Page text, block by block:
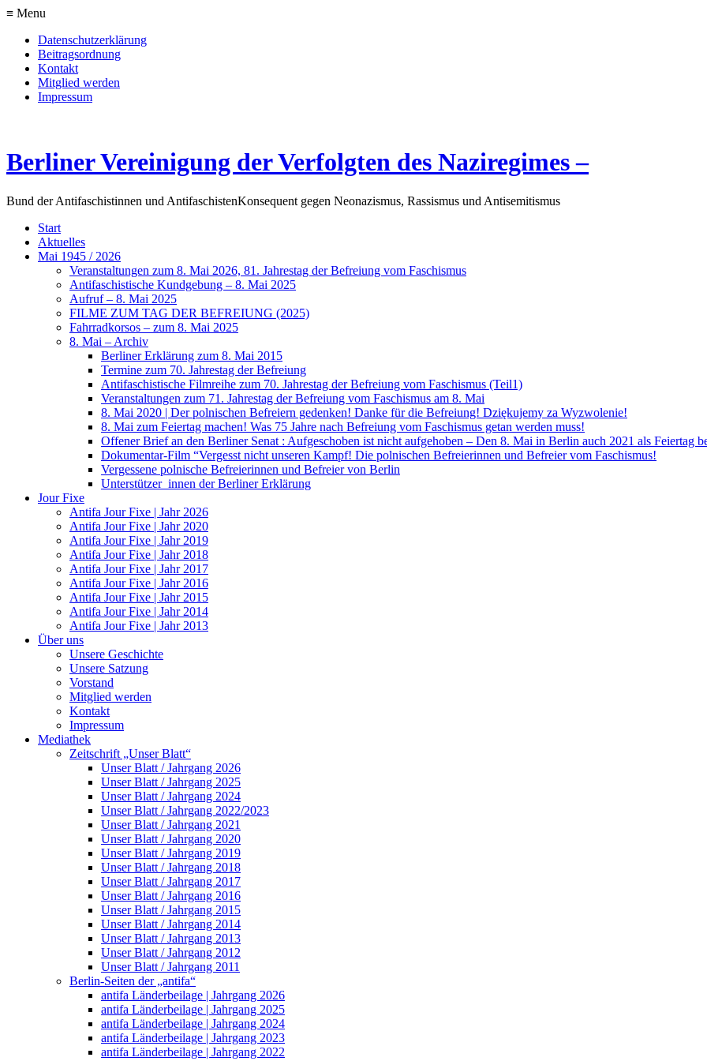
≡ Menu
Datenschutzerklärung
Beitragsordnung
Kontakt
Mitglied werden
Impressum
Berliner Vereinigung der Verfolgten des Naziregimes –
Bund der Antifaschistinnen und AntifaschistenKonsequent gegen Neonazismus, Rassismus und Antisemitismus
Start
Aktuelles
Mai 1945 / 2026
Veranstaltungen zum 8. Mai 2026, 81. Jahrestag der Befreiung vom Faschismus
Antifaschistische Kundgebung – 8. Mai 2025
Aufruf – 8. Mai 2025
FILME ZUM TAG DER BEFREIUNG (2025)
Fahrradkorsos – zum 8. Mai 2025
8. Mai – Archiv
Berliner Erklärung zum 8. Mai 2015
Termine zum 70. Jahrestag der Befreiung
Antifaschistische Filmreihe zum 70. Jahrestag der Befreiung vom Faschismus (Teil1)
Veranstaltungen zum 71. Jahrestag der Befreiung vom Faschismus am 8. Mai
8. Mai 2020 | Der polnischen Befreiern gedenken! Danke für die Befreiung! Dziękujemy za Wyzwolenie!
8. Mai zum Feiertag machen! Was 75 Jahre nach Befreiung vom Faschismus getan werden muss!
Offener Brief an den Berliner Senat : Aufgeschoben ist nicht aufgehoben – Den 8. Mai in Berlin auch 2021 als Feiertag
Dokumentar-Film “Vergesst nicht unseren Kampf! Die polnischen Befreierinnen und Befreier vom Faschismus!
Vergessene polnische Befreierinnen und Befreier von Berlin
Unterstützer_innen der Berliner Erklärung
Jour Fixe
Antifa Jour Fixe | Jahr 2026
Antifa Jour Fixe | Jahr 2020
Antifa Jour Fixe | Jahr 2019
Antifa Jour Fixe | Jahr 2018
Antifa Jour Fixe | Jahr 2017
Antifa Jour Fixe | Jahr 2016
Antifa Jour Fixe | Jahr 2015
Antifa Jour Fixe | Jahr 2014
Antifa Jour Fixe | Jahr 2013
Über uns
Unsere Geschichte
Unsere Satzung
Vorstand
Mitglied werden
Kontakt
Impressum
Mediathek
Zeitschrift „Unser Blatt“
Unser Blatt / Jahrgang 2026
Unser Blatt / Jahrgang 2025
Unser Blatt / Jahrgang 2024
Unser Blatt / Jahrgang 2022/2023
Unser Blatt / Jahrgang 2021
Unser Blatt / Jahrgang 2020
Unser Blatt / Jahrgang 2019
Unser Blatt / Jahrgang 2018
Unser Blatt / Jahrgang 2017
Unser Blatt / Jahrgang 2016
Unser Blatt / Jahrgang 2015
Unser Blatt / Jahrgang 2014
Unser Blatt / Jahrgang 2013
Unser Blatt / Jahrgang 2012
Unser Blatt / Jahrgang 2011
Berlin-Seiten der „antifa“
antifa Länderbeilage | Jahrgang 2026
antifa Länderbeilage | Jahrgang 2025
antifa Länderbeilage | Jahrgang 2024
antifa Länderbeilage | Jahrgang 2023
antifa Länderbeilage | Jahrgang 2022